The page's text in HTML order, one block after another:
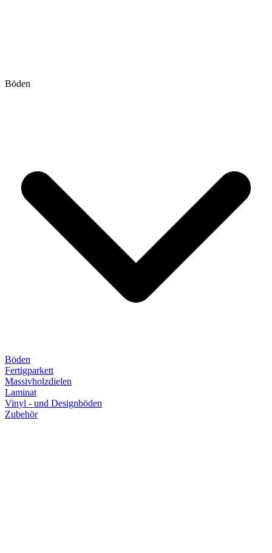
Böden
Böden
Fertigparkett
Massivholzdielen
Laminat
Vinyl - und Designböden
Zubehör